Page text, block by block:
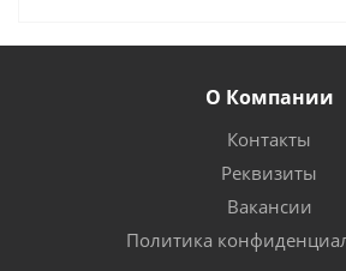
О Компании
Контакты
Реквизиты
Вакансии
Политика